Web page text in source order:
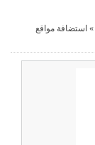
» استضافة مواقع